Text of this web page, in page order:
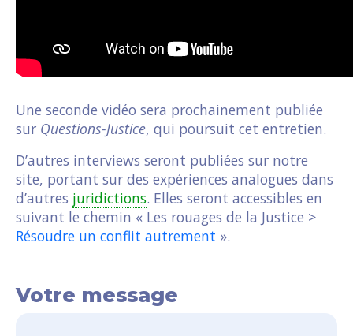
Une seconde vidéo sera prochainement publiée
sur Questions-Justice, qui poursuit cet entretien.
D’autres interviews seront publiées sur notre
site, portant sur des expériences analogues dans
d’autres juridictions. Elles seront accessibles en
suivant le chemin « Les rouages de la Justice >
Résoudre un conflit autrement ».
Votre message